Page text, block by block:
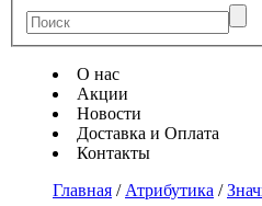
О нас
Акции
Новости
Доставка и Оплата
Контакты
Главная / Атрибутика /